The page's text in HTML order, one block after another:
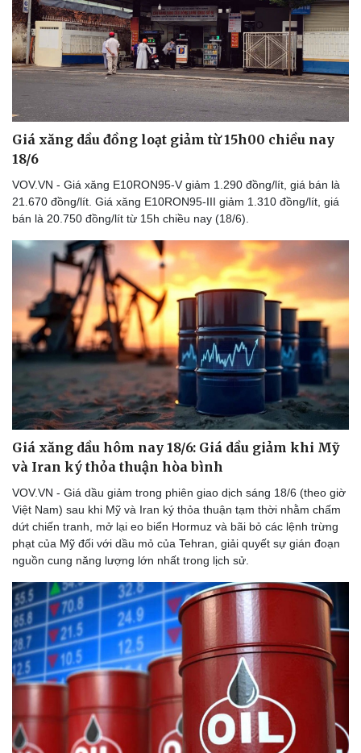
Giá xăng dầu đồng loạt giảm từ 15h00 chiều nay
18/6
VOV.VN - Giá xăng E10RON95-V giảm 1.290 đồng/lít, giá bán là
21.670 đồng/lít. Giá xăng E10RON95-III giảm 1.310 đồng/lít, giá
bán là 20.750 đồng/lít từ 15h chiều nay (18/6).
Giá xăng dầu hôm nay 18/6: Giá dầu giảm khi Mỹ
và Iran ký thỏa thuận hòa bình
VOV.VN - Giá dầu giảm trong phiên giao dịch sáng 18/6 (theo giờ
Việt Nam) sau khi Mỹ và Iran ký thỏa thuận tạm thời nhằm chấm
dứt chiến tranh, mở lại eo biển Hormuz và bãi bỏ các lệnh trừng
phạt của Mỹ đối với dầu mỏ của Tehran, giải quyết sự gián đoạn
nguồn cung năng lượng lớn nhất trong lịch sử.